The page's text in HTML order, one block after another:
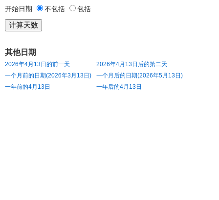
开始日期 不包括 包括
其他日期
2026年4月13日的前一天
2026年4月13日后的第二天
一个月前的日期(2026年3月13日)
一个月后的日期(2026年5月13日)
一年前的4月13日
一年后的4月13日